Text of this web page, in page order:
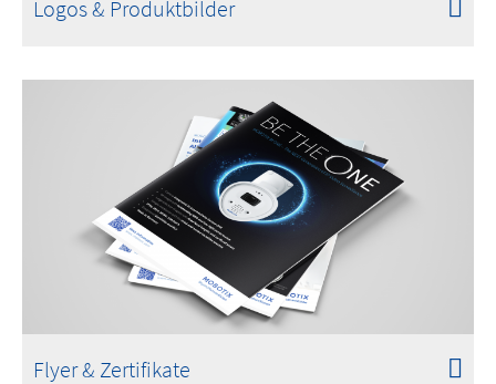
Logos & Produktbilder
Flyer & Zertifikate